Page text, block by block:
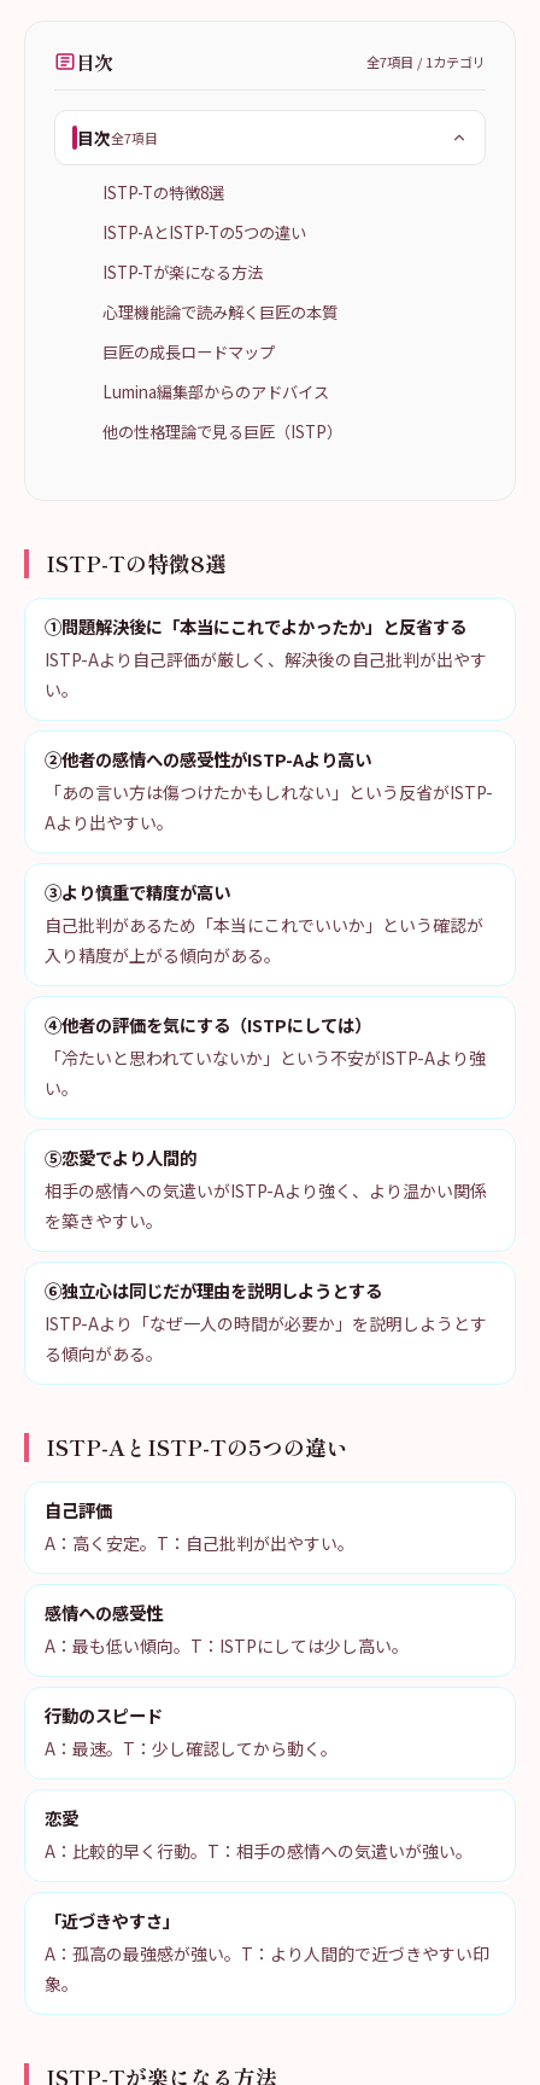
目次 全7項目 / 1カテゴリ
目次全7項目
ISTP-Tの特徴8選
ISTP-AとISTP-Tの5つの違い
ISTP-Tが楽になる方法
心理機能論で読み解く巨匠の本質
巨匠の成長ロードマップ
Lumina編集部からのアドバイス
他の性格理論で見る巨匠（ISTP）
ISTP-Tの特徴8選
①問題解決後に「本当にこれでよかったか」と反省する
ISTP-Aより自己評価が厳しく、解決後の自己批判が出やす
い。
②他者の感情への感受性がISTP-Aより高い
「あの言い方は傷つけたかもしれない」という反省がISTP-
Aより出やすい。
③より慎重で精度が高い
自己批判があるため「本当にこれでいいか」という確認が
入り精度が上がる傾向がある。
④他者の評価を気にする（ISTPにしては）
「冷たいと思われていないか」という不安がISTP-Aより強
い。
⑤恋愛でより人間的
相手の感情への気遣いがISTP-Aより強く、より温かい関係
を築きやすい。
⑥独立心は同じだが理由を説明しようとする
ISTP-Aより「なぜ一人の時間が必要か」を説明しようとす
る傾向がある。
ISTP-AとISTP-Tの5つの違い
自己評価
A：高く安定。T：自己批判が出やすい。
感情への感受性
A：最も低い傾向。T：ISTPにしては少し高い。
行動のスピード
A：最速。T：少し確認してから動く。
恋愛
A：比較的早く行動。T：相手の感情への気遣いが強い。
「近づきやすさ」
A：孤高の最強感が強い。T：より人間的で近づきやすい印
象。
ISTP-Tが楽になる方法